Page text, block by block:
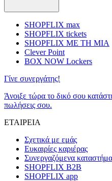
SHOPFLIX max
SHOPFLIX tickets
SHOPFLIX ΜΕ ΤΗ ΜΙΑ
Clever Point
BOX NOW Lockers
Γίνε συνεργάτης!
Άνοιξε τώρα το δικό σου
πωλήσεις σου.
ΕΤΑΙΡΕΙΑ
Σχετικά με εμάς
Ευκαιρίες καριέρας
Συνεργαζόμενα
SHOPFLIX B2B
SHOPFLIX app